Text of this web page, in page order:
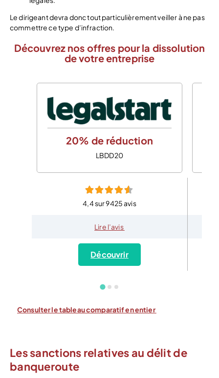
Le dirigeant devra donc tout particulièrement veiller à ne pas
commettre ce type d’infraction.
Découvrez nos offres pour la dissolution
de votre entreprise
20% de réduction
LBDD20
4,4 sur 9425 avis
Lire l’avis
Découvrir
Consulter le tableau comparatif en entier
Les sanctions relatives au délit de
banqueroute